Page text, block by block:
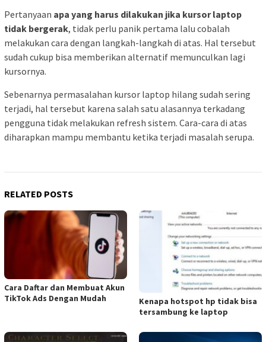
Pertanyaan apa yang harus dilakukan jika kursor laptop
tidak bergerak, tidak perlu panik pertama lalu cobalah
melakukan cara dengan langkah-langkah di atas. Hal tersebut
sudah cukup bisa memberikan alternatif memunculkan lagi
kursornya.
Sebenarnya permasalahan kursor laptop hilang sudah sering
terjadi, hal tersebut karena salah satu alasannya terkadang
pengguna tidak melakukan refresh sistem. Cara-cara di atas
diharapkan mampu membantu ketika terjadi masalah serupa.
RELATED POSTS
Cara Daftar dan Membuat Akun
TikTok Ads Dengan Mudah
Kenapa hotspot hp tidak bisa
tersambung ke laptop